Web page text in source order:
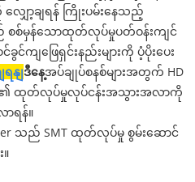
ော့ချရန် ကြိုးပမ်းနေသည့်
စ်မှန်သောထုတ်လုပ်မှုပတ်ဝန်းကျင်
ျဖြေရှင်းနည်းများကို ပံ့ပိုးပေး
နျဒီနေ့အပ်ချုပ်စနစ်များအတွက် HD
င်၏ ထုတ်လုပ်မှုလုပ်ငန်းအသွားအလာကို
ရန်။
သည် SMT ထုတ်လုပ်မှု စွမ်းဆောင်